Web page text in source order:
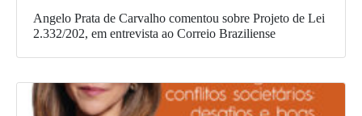
Angelo Prata de Carvalho comentou sobre Projeto de Lei
2.332/202, em entrevista ao Correio Braziliense